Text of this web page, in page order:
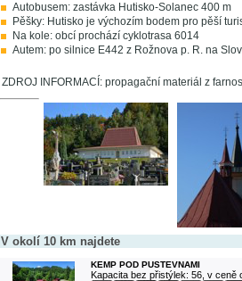
Autobusem: zastávka Hutisko-Solanec 400 m
Pěšky: Hutisko je výchozím bodem pro pěší
Na kole: obcí prochází cyklotrasa 6014
Autem: po silnice E442 z Rožnova p. R. na
ZDROJ INFORMACÍ: propagační materiál z
V okolí 10 km najdete
KEMP POD PUSTEVNAMI
Kapacita bez přistýlek: 56, v ceně